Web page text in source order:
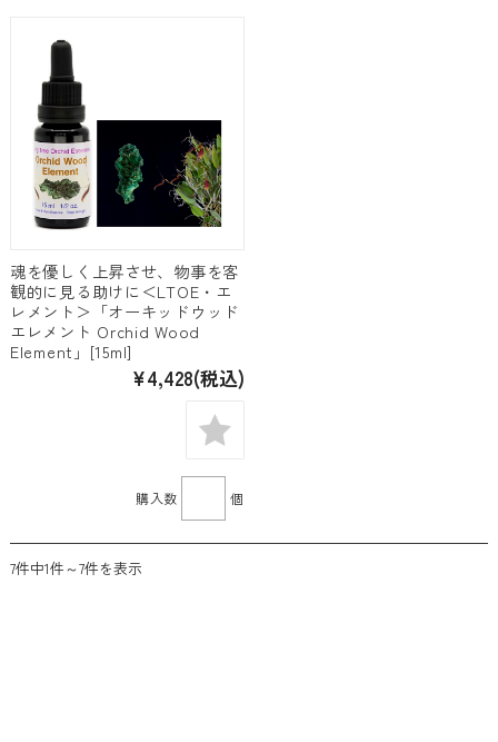
魂を優しく上昇させ、物事を客
観的に見る助けに＜LTOE・エ
レメント＞「オーキッドウッド
エレメント Orchid Wood
Element」[15ml]
¥4,428(税込)
購入数 個
7件中1件～7件を表示